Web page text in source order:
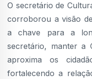
O secretário de
corroborou a visão
a chave para a
secretário, manter a
aproxima os
fortalecendo a